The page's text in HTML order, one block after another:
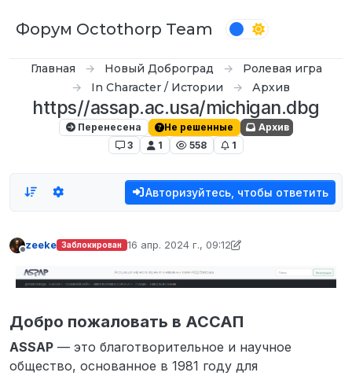
Форум Octothorp Team
Главная Новый Доброград
Ролевая игра
In Character / Истории
Архив
https//assap.ac.usa/michigan.dbg
Перенесена Не решенные
Архив
3
1 558 1
Авторизуйтесь, чтобы ответить
zeekе Заблокирован 16 апр. 2024 г., 09:12
отредактировано zeekе
Добро пожаловать в АССАП
ASSAP — это благотворительное и научное
общество, основанное в 1981 году для